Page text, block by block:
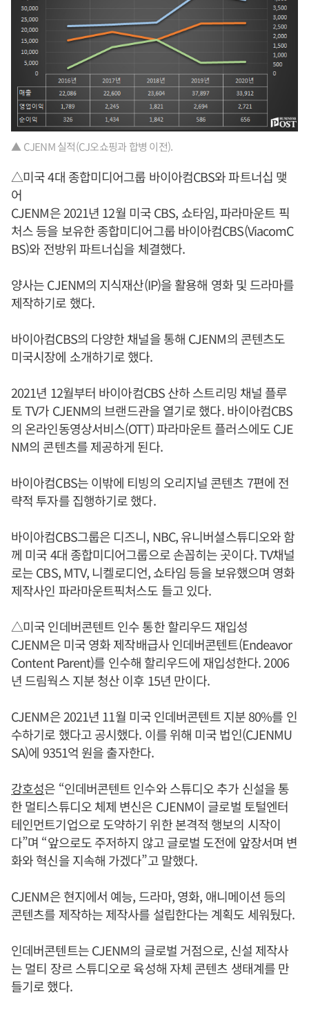
▲ CJENM 실적(CJ오쇼핑과 합병 이전).
△미국 4대 종합미디어그룹 바이아컴CBS와 파트너십 맺
어
CJENM은 2021년 12월 미국 CBS, 쇼타임, 파라마운트 픽
처스 등을 보유한 종합미디어그룹 바이아컴CBS(ViacomC
BS)와 전방위 파트너십을 체결했다.
양사는 CJENM의 지식재산(IP)을 활용해 영화 및 드라마를
제작하기로 했다.
바이아컴CBS의 다양한 채널을 통해 CJENM의 콘텐츠도
미국시장에 소개하기로 했다.
2021년 12월부터 바이아컴CBS 산하 스트리밍 채널 플루
토 TV가 CJENM의 브랜드관을 열기로 했다. 바이아컴CBS
의 온라인동영상서비스(OTT) 파라마운트 플러스에도 CJE
NM의 콘텐츠를 제공하게 된다.
바이아컴CBS는 이밖에 티빙의 오리지널 콘텐츠 7편에 전
략적 투자를 집행하기로 했다.
바이아컴CBS그룹은 디즈니, NBC, 유니버셜스튜디오와 함
께 미국 4대 종합미디어그룹으로 손꼽히는 곳이다. TV채널
로는 CBS, MTV, 니켈로디언, 쇼타임 등을 보유했으며 영화
제작사인 파라마운트픽처스도 들고 있다.
△미국 인데버콘텐트 인수 통한 할리우드 재입성
CJENM은 미국 영화 제작배급사 인데버콘텐트(Endeavor
Content Parent)를 인수해 할리우드에 재입성한다. 2006
년 드림웍스 지분 청산 이후 15년 만이다.
CJENM은 2021년 11월 미국 인데버콘텐트 지분 80%를 인
수하기로 했다고 공시했다. 이를 위해 미국 법인(CJENMU
SA)에 9351억 원을 출자한다.
강호성은 “인데버콘텐트 인수와 스튜디오 추가 신설을 통
한 멀티스튜디오 체제 변신은 CJENM이 글로벌 토털엔터
테인먼트기업으로 도약하기 위한 본격적 행보의 시작이
다”며 “앞으로도 주저하지 않고 글로벌 도전에 앞장서며 변
화와 혁신을 지속해 가겠다”고 말했다.
CJENM은 현지에서 예능, 드라마, 영화, 애니메이션 등의
콘텐츠를 제작하는 제작사를 설립한다는 계획도 세워뒀다.
인데버콘텐트는 CJENM의 글로벌 거점으로, 신설 제작사
는 멀티 장르 스튜디오로 육성해 자체 콘텐츠 생태계를 만
들기로 했다.